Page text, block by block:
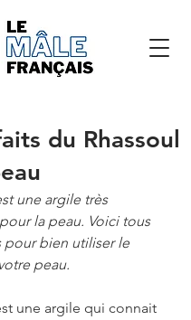
du Rhassoul
une argile très
la peau. Voici tous
pour bien utiliser le
peau.
une argile qui connait